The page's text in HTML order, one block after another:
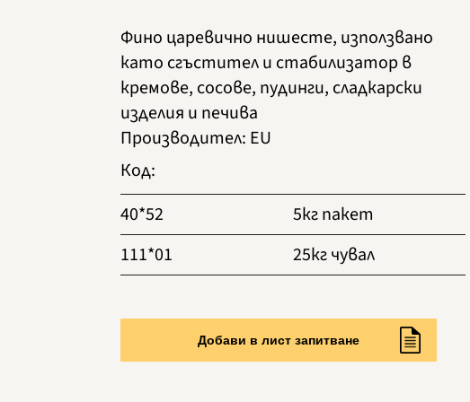
Фино царевично нишесте, използвано
като сгъстител и стабилизатор в
кремове, сосове, пудинги, сладкарски
изделия и печива
Производител: EU
Код:
40*52
5кг пакет
111*01
25кг чувал
Добави в лист запитване